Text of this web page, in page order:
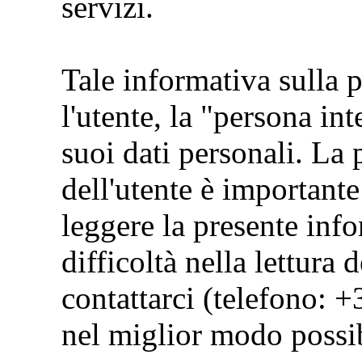
Tale informativa sulla
l'utente, la "persona
suoi dati personali. La
dell'utente è
leggere la presente
difficoltà nella lettura
contattarci (telefono:
nel miglior modo